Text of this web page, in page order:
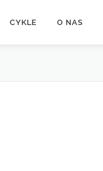
CYKLE O NAS